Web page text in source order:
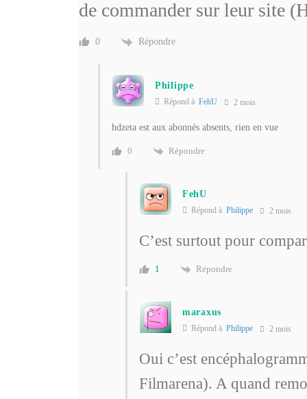
de commander sur leur site
0 Répondre
Philippe
Répond à FehU 2 mois
hdzeta est aux abonnés absents, rien en vue
0 Répondre
FehU
Répond à Philippe 2 mois
C’est surtout pour
1 Répondre
maraxus
Répond à Philippe 2 mois
Oui c’est
Filmarena). A quand